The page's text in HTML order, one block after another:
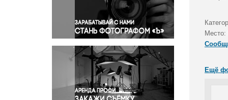
Правосудие
Происшествия и конфликты
Религия
Светская жизнь
Спорт
Экология
Экономика и бизнес
Место:
Ещё